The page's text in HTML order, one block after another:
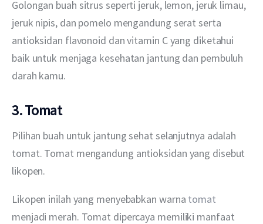
Golongan buah sitrus seperti jeruk, lemon, jeruk limau,
jeruk nipis, dan pomelo mengandung serat serta
antioksidan flavonoid dan vitamin C yang diketahui
baik untuk menjaga kesehatan jantung dan pembuluh
darah kamu.
3. Tomat
Pilihan buah untuk jantung sehat selanjutnya adalah
tomat. Tomat mengandung antioksidan yang disebut
likopen.
Likopen inilah yang menyebabkan warna tomat
menjadi merah. Tomat dipercaya memiliki manfaat